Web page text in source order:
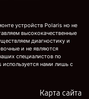
устройств Polaris но не
высококачественные
диагностику и
и не являются
специалистов по
нами лишь с
Карта сайта